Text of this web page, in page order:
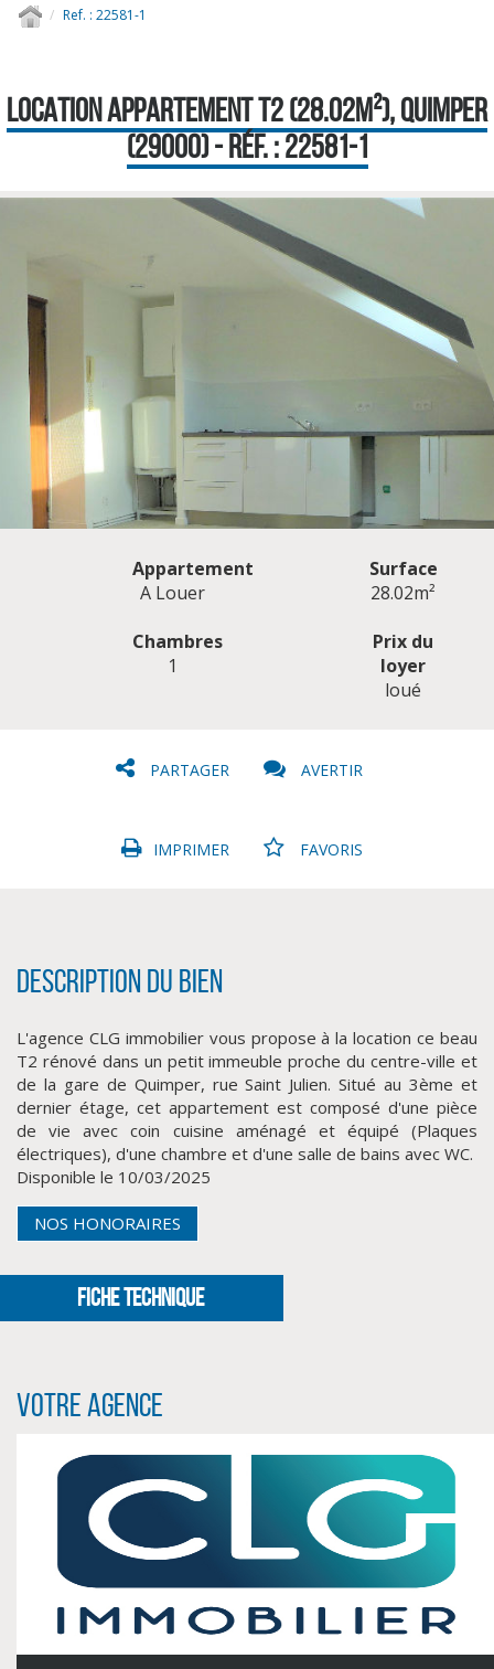
Ref. : 22581-1
LOCATION APPARTEMENT T2 (28.02M²), QUIMPER
(29000) - RÉF. : 22581-1
CLIQUER ICI POUR AGRANDIR
Appartement
A Louer
Surface
28.02m²
Chambres
1
Prix du
loyer
loué
PARTAGER AVERTIR
IMPRIMER FAVORIS
Description du bien
L'agence CLG immobilier vous propose à la location ce beau
T2 rénové dans un petit immeuble proche du centre-ville et
de la gare de Quimper, rue Saint Julien. Situé au 3ème et
dernier étage, cet appartement est composé d'une pièce
de vie avec coin cuisine aménagé et équipé (Plaques
électriques), d'une chambre et d'une salle de bains avec WC.
Disponible le 10/03/2025
NOS HONORAIRES
FICHE TECHNIQUE
Votre agence